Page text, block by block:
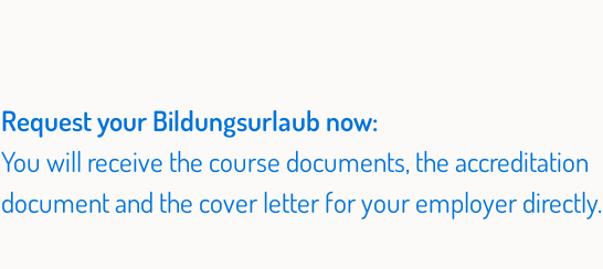
Request your Bildungsurlaub now:
You will receive the course documents, the accreditation
document and the cover letter for your employer directly.